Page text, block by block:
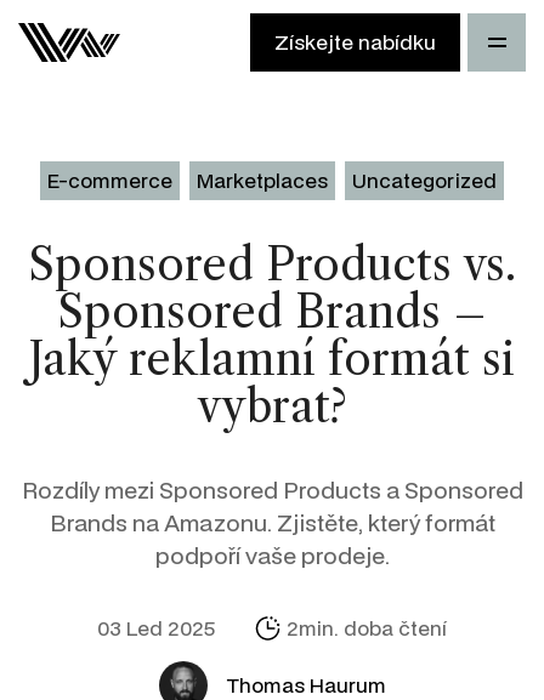
Získejte nabídku
E-commerce Marketplaces Uncategorized
Sponsored Products vs.
Sponsored Brands –
Jaký reklamní formát si
vybrat?
Rozdíly mezi Sponsored Products a Sponsored
Brands na Amazonu. Zjistěte, který formát
podpoří vaše prodeje.
03 Led 2025 2min. doba čtení
Thomas Haurum